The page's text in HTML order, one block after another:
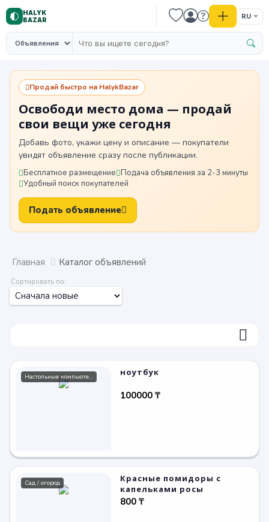
HALYK
BAZAR
RU
Продай быстро на HalykBazar
Освободи место дома — продай
свои вещи уже сегодня
Добавь фото, укажи цену и описание — покупатели
увидят объявление сразу после публикации.
Бесплатное размещение Подача объявления за 2-3 минуты
Удобный поиск покупателей
Подать объявление
Главная Каталог объявлений
Сортировать по:
Настольные компьютеры ноутбук
100000 ₸
Сад / огород
Красные помидоры с
капельками росы
800 ₸